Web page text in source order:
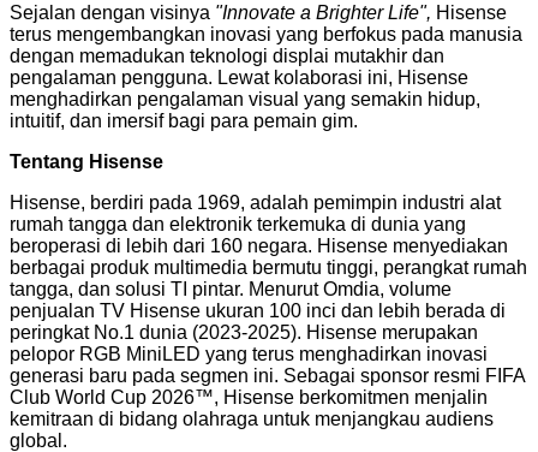
Sejalan dengan visinya "Innovate a Brighter Life", Hisense
terus mengembangkan inovasi yang berfokus pada manusia
dengan memadukan teknologi displai mutakhir dan
pengalaman pengguna. Lewat kolaborasi ini, Hisense
menghadirkan pengalaman visual yang semakin hidup,
intuitif, dan imersif bagi para pemain gim.
Tentang Hisense
Hisense, berdiri pada 1969, adalah pemimpin industri alat
rumah tangga dan elektronik terkemuka di dunia yang
beroperasi di lebih dari 160 negara. Hisense menyediakan
berbagai produk multimedia bermutu tinggi, perangkat rumah
tangga, dan solusi TI pintar. Menurut Omdia, volume
penjualan TV Hisense ukuran 100 inci dan lebih berada di
peringkat No.1 dunia (2023-2025). Hisense merupakan
pelopor RGB MiniLED yang terus menghadirkan inovasi
generasi baru pada segmen ini. Sebagai sponsor resmi FIFA
Club World Cup 2026™, Hisense berkomitmen menjalin
kemitraan di bidang olahraga untuk menjangkau audiens
global.